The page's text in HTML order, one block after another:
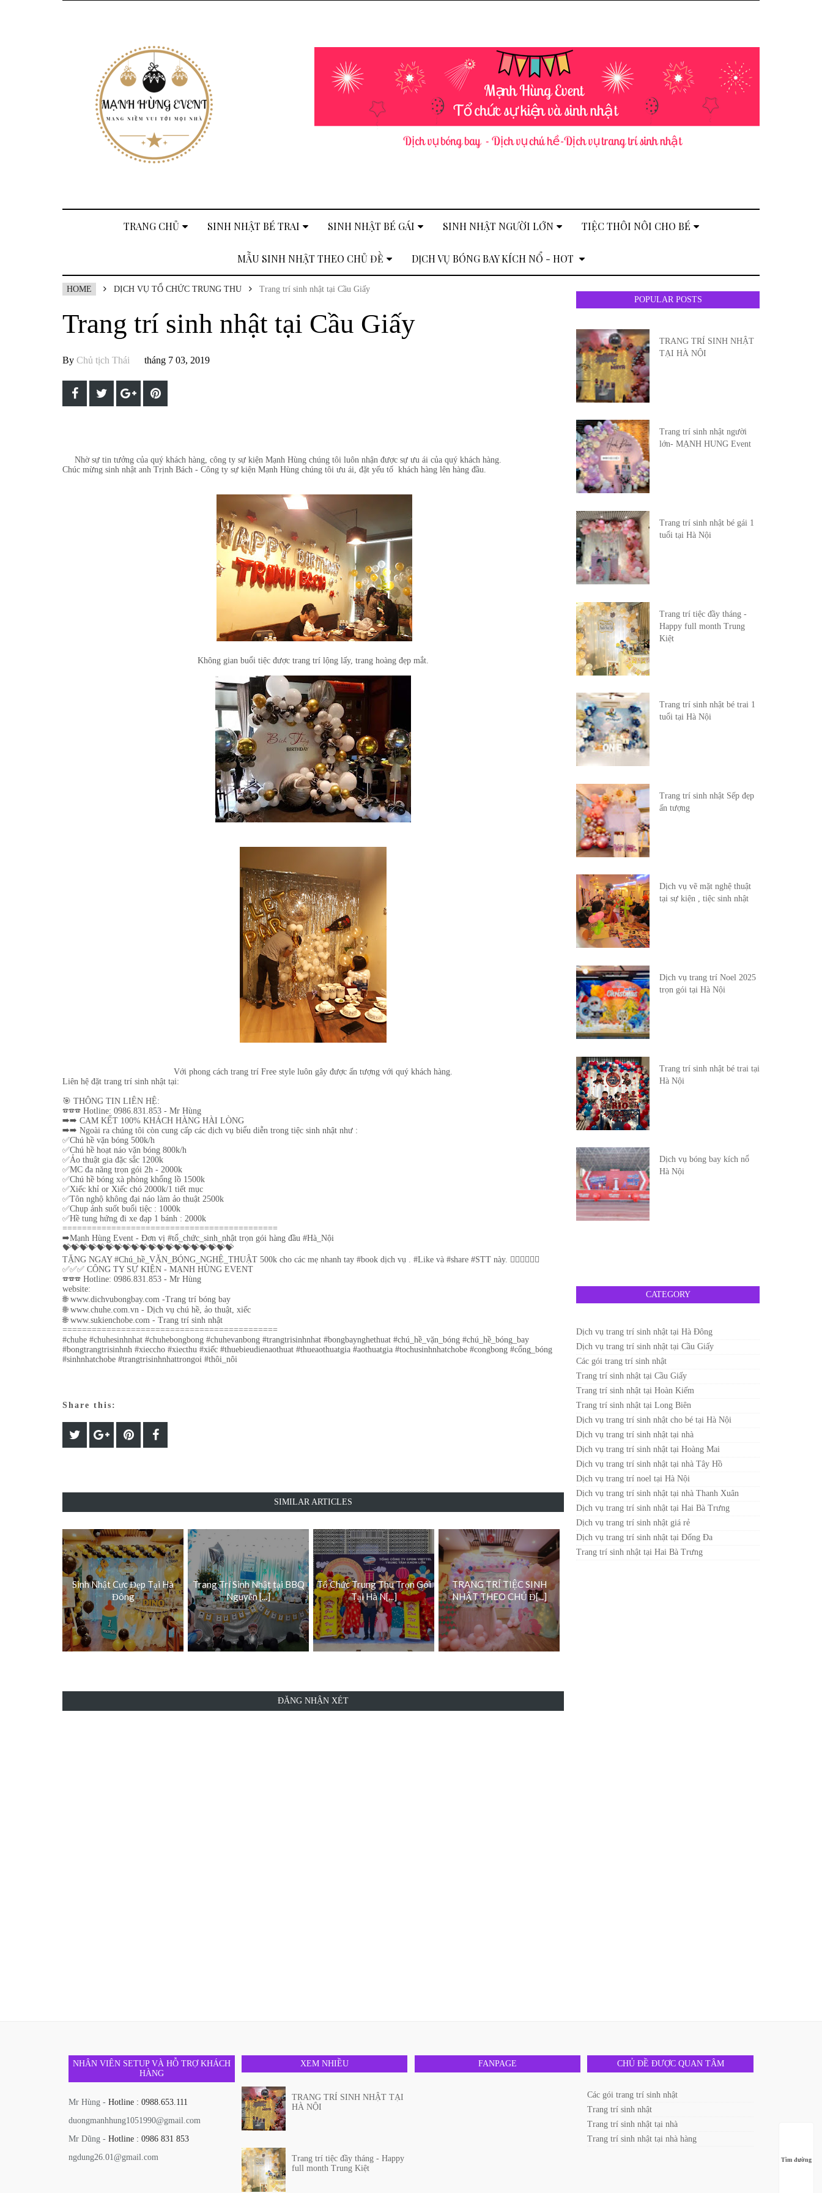
TRANG CHỦ SINH NHẬT BÉ TRAI SINH NHẬT BÉ GÁI SINH NHẬT NGƯỜI LỚN TIỆC THÔI NÔI CHO BÉ
MẪU SINH NHẬT THEO CHỦ ĐỀ DỊCH VỤ BÓNG BAY KÍCH NỔ - HOT
HOME DỊCH VỤ TỔ CHỨC TRUNG THU Trang trí sinh nhật tại Cầu Giấy
Trang trí sinh nhật tại Cầu Giấy
By Chủ tịch Thái tháng 7 03, 2019
Nhờ sự tin tưởng của quý khách hàng, công ty sự kiện Mạnh Hùng chúng tôi luôn nhận được sự ưu ái của quý khách hàng.
Chúc mừng sinh nhật anh Trịnh Bách - Công ty sự kiện Mạnh Hùng chúng tôi ưu ái, đặt yếu tố khách hàng lên hàng đầu.
Không gian buổi tiệc được trang trí lộng lấy, trang hoàng đẹp mắt.
Với phong cách trang trí Free style luôn gây được ấn tượng với quý khách hàng.
Liên hệ đặt trang trí sinh nhật tại:
🎯 THÔNG TIN LIÊN HỆ:
☎️☎️☎️ Hotline: 0986.831.853 - Mr Hùng
➡️➡️ CAM KẾT 100% KHÁCH HÀNG HÀI LÒNG
➡️➡️ Ngoài ra chúng tôi còn cung cấp các dịch vụ biểu diễn trong tiệc sinh nhật như :
✅Chú hề vặn bóng 500k/h
✅Chú hề hoạt náo vặn bóng 800k/h
✅Ảo thuật gia đặc sắc 1200k
✅MC đa năng trọn gói 2h - 2000k
✅Chú hề bóng xà phòng khổng lồ 1500k
✅Xiếc khỉ or Xiếc chó 2000k/1 tiết mục
✅Tôn nghộ không đại náo làm ảo thuật 2500k
✅Chụp ảnh suốt buổi tiệc : 1000k
✅Hề tung hứng đi xe đạp 1 bánh : 2000k
============================================
➡️Mạnh Hùng Event - Đơn vị #tổ_chức_sinh_nhật trọn gói hàng đầu #Hà_Nội
💝💝💝💝💝💝💝💝💝💝💝💝💝💝💝💝💝💝💝💝
TẶNG NGAY #Chú_hề_VẶN_BÓNG_NGHỆ_THUẬT 500k cho các mẹ nhanh tay #book dịch vụ . #Like và #share #STT này. 🤹‍♂️🤹‍♂️🤹‍♂️
✅✅✅ CÔNG TY SỰ KIỆN - MẠNH HÙNG EVENT
☎️☎️☎️ Hotline: 0986.831.853 - Mr Hùng
website:
🌐 www.dichvubongbay.com -Trang trí bóng bay
🌐 www.chuhe.com.vn - Dịch vụ chú hề, ảo thuật, xiếc
🌐 www.sukienchobe.com - Trang trí sinh nhật
============================================
#chuhe #chuhesinhnhat #chuhebongbong #chuhevanbong #trangtrisinhnhat #bongbaynghethuat #chú_hề_vặn_bóng #chú_hề_bóng_bay
#bongtrangtrisinhnh #xieccho #xiecthu #xiếc #thuebieudienaothuat #thueaothuatgia #aothuatgia #tochusinhnhatchobe #congbong #cổng_bóng
#sinhnhatchobe #trangtrisinhnhattrongoi #thôi_nôi
Share this:
SIMILAR ARTICLES
Sinh Nhật Cực Đẹp Tại Hà
Đông
Trang Trí Sinh Nhật tại BBQ
Nguyễn [...]
Tổ Chức Trung Thu Trọn Gói
Tại Hà N[...]
TRANG TRÍ TIỆC SINH
NHẬT THEO CHỦ Đ[...]
ĐĂNG NHẬN XÉT
POPULAR POSTS
TRANG TRÍ SINH NHẬT
TẠI HÀ NỘI
Trang trí sinh nhật người
lớn- MẠNH HUNG Event
Trang trí sinh nhật bé gái 1
tuổi tại Hà Nội
Trang trí tiệc đầy tháng -
Happy full month Trung
Kiệt
Trang trí sinh nhật bé trai 1
tuổi tại Hà Nội
Trang trí sinh nhật Sếp đẹp
ấn tượng
Dịch vụ vẽ mặt nghệ thuật
tại sự kiện , tiệc sinh nhật
Dịch vụ trang trí Noel 2025
trọn gói tại Hà Nội
Trang trí sinh nhật bé trai tại
Hà Nội
Dịch vụ bóng bay kích nổ
Hà Nội
CATEGORY
Dịch vụ trang trí sinh nhật tại Hà Đông
Dịch vụ trang trí sinh nhật tại Cầu Giấy
Các gói trang trí sinh nhật
Trang trí sinh nhật tại Cầu Giấy
Trang trí sinh nhật tại Hoàn Kiếm
Trang trí sinh nhật tại Long Biên
Dịch vụ trang trí sinh nhật cho bé tại Hà Nội
Dịch vụ trang trí sinh nhật tại nhà
Dịch vụ trang trí sinh nhật tại Hoàng Mai
Dịch vụ trang trí sinh nhật tại nhà Tây Hồ
Dịch vụ trang trí noel tại Hà Nội
Dịch vụ trang trí sinh nhật tại nhà Thanh Xuân
Dịch vụ trang trí sinh nhật tại Hai Bà Trưng
Dịch vụ trang trí sinh nhật giá rẻ
Dịch vụ trang trí sinh nhật tại Đống Đa
Trang trí sinh nhật tại Hai Bà Trưng
NHÂN VIÊN SETUP VÀ HỖ TRỢ KHÁCH
HÀNG
Mr Hùng - Hotline : 0988.653.111
duongmanhhung1051990@gmail.com
Mr Dũng - Hotline : 0986 831 853
ngdung26.01@gmail.com
Tìm đường
XEM NHIỀU
TRANG TRÍ SINH NHẬT TẠI
HÀ NỘI
Trang trí tiệc đầy tháng - Happy
full month Trung Kiệt
FANPAGE CHỦ ĐỀ ĐƯỢC QUAN TÂM
Các gói trang trí sinh nhật
Trang trí sinh nhật
Trang trí sinh nhật tại nhà
Trang trí sinh nhật tại nhà hàng